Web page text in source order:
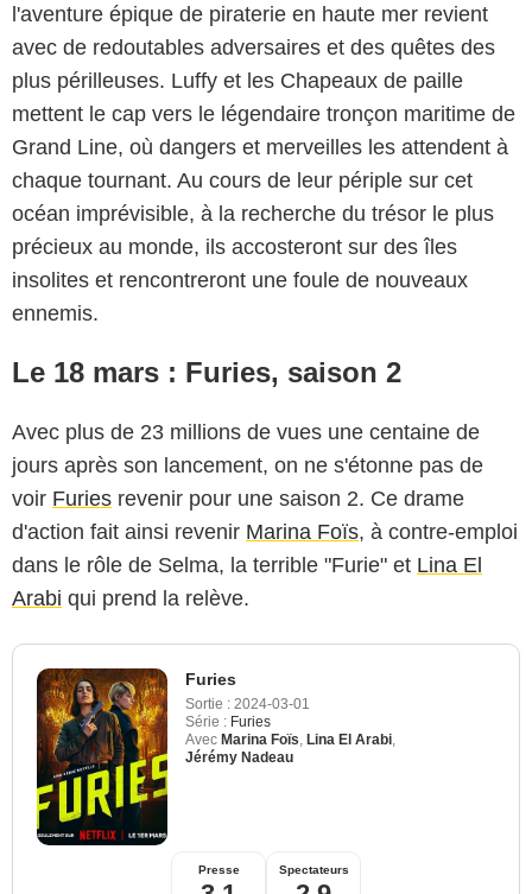
l'aventure épique de piraterie en haute mer revient
avec de redoutables adversaires et des quêtes des
plus périlleuses. Luffy et les Chapeaux de paille
mettent le cap vers le légendaire tronçon maritime de
Grand Line, où dangers et merveilles les attendent à
chaque tournant. Au cours de leur périple sur cet
océan imprévisible, à la recherche du trésor le plus
précieux au monde, ils accosteront sur des îles
insolites et rencontreront une foule de nouveaux
ennemis.
Le 18 mars : Furies, saison 2
Avec plus de 23 millions de vues une centaine de
jours après son lancement, on ne s'étonne pas de
voir Furies revenir pour une saison 2. Ce drame
d'action fait ainsi revenir Marina Foïs, à contre-emploi
dans le rôle de Selma, la terrible "Furie" et Lina El
Arabi qui prend la relève.
Furies
Sortie : 2024-03-01
Série : Furies
Avec Marina Foïs Lina El Arabi
Jérémy Nadeau
Presse Spectateurs